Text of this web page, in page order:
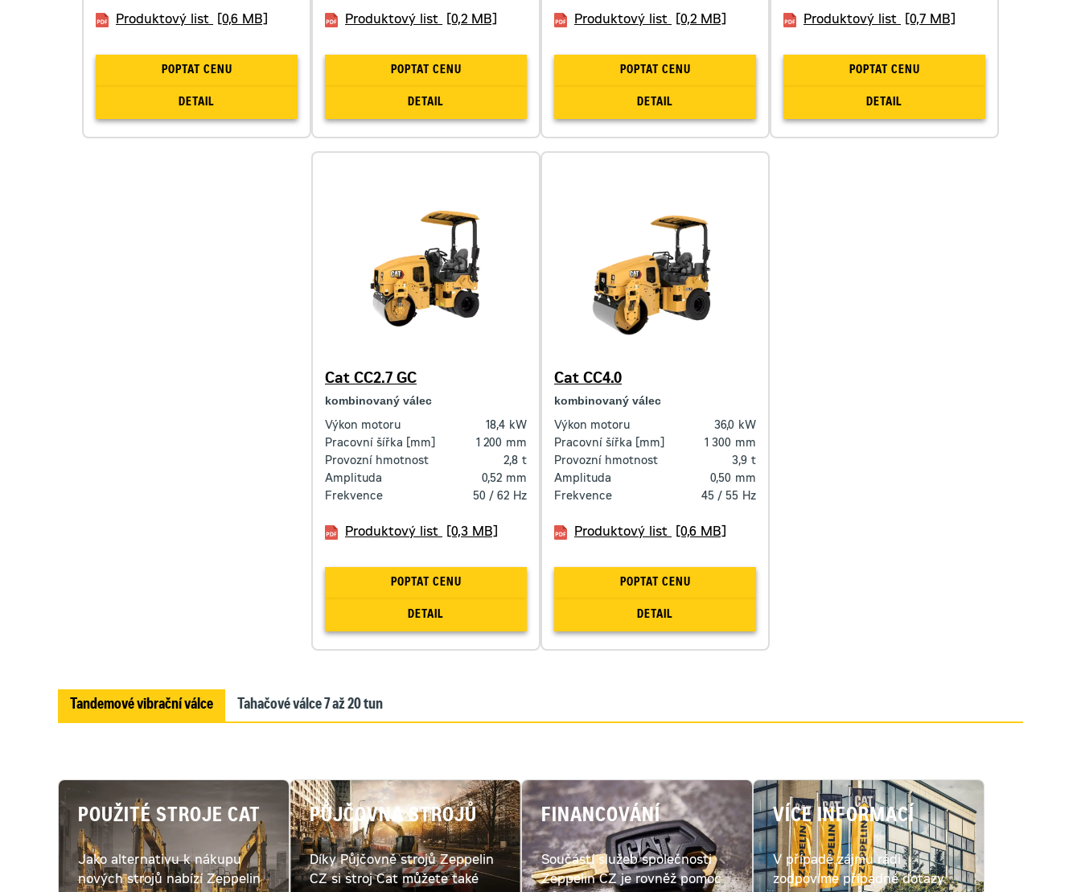
Produktový list [0,6 MB]
POPTAT CENU
DETAIL
Produktový list [0,2 MB]
POPTAT CENU
DETAIL
Produktový list [0,2 MB]
POPTAT CENU
DETAIL
Produktový list [0,7 MB]
POPTAT CENU
DETAIL
Cat CC2.7 GC
kombinovaný válec
Výkon motoru 18,4 kW
Pracovní šířka [mm]
1 200 mm
Provozní hmotnost
2,8 t
Amplituda
0,52 mm
Frekvence
50 / 62 Hz
Produktový list [0,3 MB]
POPTAT CENU
DETAIL
Cat CC4.0
kombinovaný válec
Výkon motoru 36,0 kW
Pracovní šířka [mm]
1 300 mm
Provozní hmotnost
3,9 t
Amplituda
0,50 mm
Frekvence
45 / 55 Hz
Produktový list [0,6 MB]
POPTAT CENU
DETAIL
Tandemové vibrační válce Tahačové válce 7 až 20 tun
POUŽITÉ STROJE CAT
Jako alternativu k nákupu
nových strojů nabízí Zeppelin
PŮJČOVNA STROJŮ
Díky Půjčovně strojů Zeppelin
CZ si stroj Cat můžete také
FINANCOVÁNÍ
Součástí služeb společnosti
Zeppelin CZ je rovněž pomoc
VÍCE INFORMACÍ
V případě zájmu rádi
zodpovíme případné dotazy.